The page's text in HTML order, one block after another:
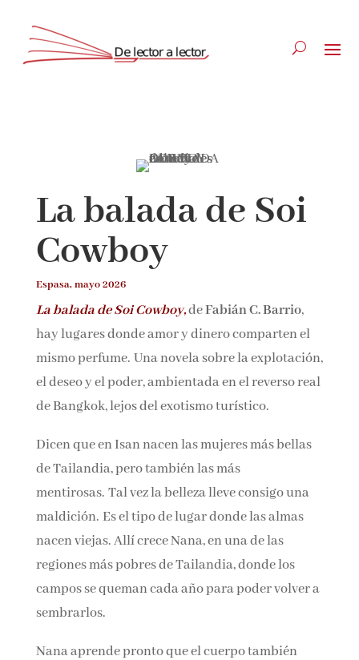
La balada de Soi
Cowboy
Espasa, mayo 2026
La balada de Soi Cowboy,deFabián C. Barrio,
hay lugares donde amor y dinero comparten el
mismo perfume. Una novela sobre la
explotación, el deseo y el poder, ambientada en
el reverso real de Bangkok, lejos del exotismo
Dicen que en Isan nacen las mujeres más bellas
de Tailandia, pero también las más
mentirosas. Tal vez la belleza lleve consigo una
maldición. Es el tipo de lugar donde las almas
nacen viejas. Allí crece Nana, en una de las
regiones más pobres de Tailandia, donde los
campos se queman cada año para poder volver
¡Suscríbete y No Te Pierdas
Nada!
Únete a nuestra comunidad de amantes de la
reseñas directamente en tu bandeja de entrada.
Nombre*
Por favor, acepta lostérminos y condiciones